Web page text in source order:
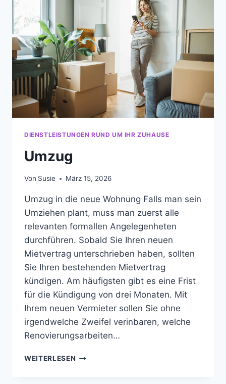
DIENSTLEISTUNGEN RUND UM IHR ZUHAUSE
Umzug
Von Susie März 15, 2026
Umzug in die neue Wohnung Falls man sein
Umziehen plant, muss man zuerst alle
relevanten formallen Angelegenheten
durchführen. Sobald Sie Ihren neuen
Mietvertrag unterschrieben haben, sollten
Sie Ihren bestehenden Mietvertrag
kündigen. Am häufigsten gibt es eine Frist
für die Kündigung von drei Monaten. Mit
Ihrem neuen Vermieter sollen Sie ohne
irgendwelche Zweifel verinbaren, welche
Renovierungsarbeiten…
WEITERLESEN UMZUG